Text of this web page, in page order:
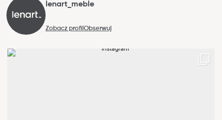
lenart_meble
Zobacz profil Obserwuj